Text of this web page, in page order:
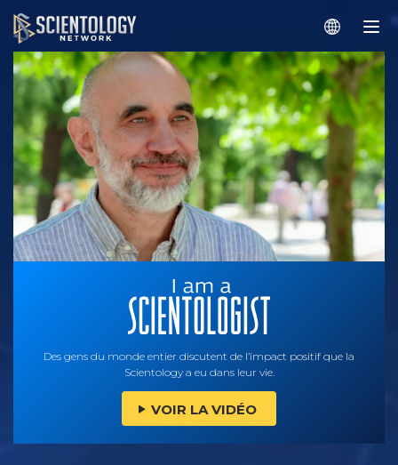
Des gens du monde entier discutent de l’impact positif que la
Scientology a eu dans leur vie.
VOIR LA VIDÉO